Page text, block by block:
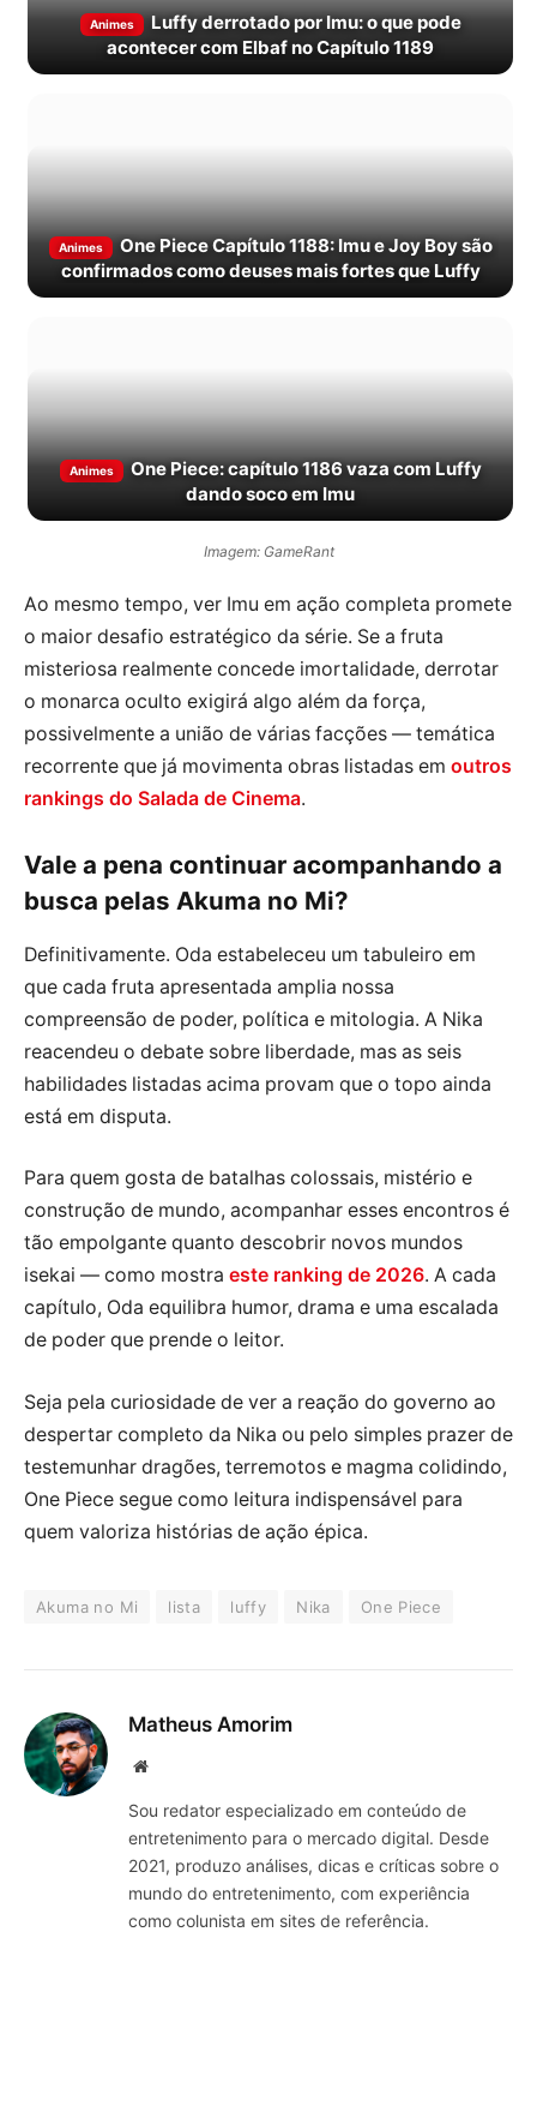
Animes
Luffy derrotado por Imu: o que pode
acontecer com Elbaf no Capítulo 1189
Animes
One Piece Capítulo 1188: Imu e Joy Boy são
confirmados como deuses mais fortes que Luffy
Animes
One Piece: capítulo 1186 vaza com Luffy
dando soco em Imu
Imagem: GameRant
Ao mesmo tempo, ver Imu em ação completa promete
o maior desafio estratégico da série. Se a fruta
misteriosa realmente concede imortalidade, derrotar
o monarca oculto exigirá algo além da força,
possivelmente a união de várias facções — temática
recorrente que já movimenta obras listadas em outros
rankings do Salada de Cinema.
Vale a pena continuar acompanhando a
busca pelas Akuma no Mi?
Definitivamente. Oda estabeleceu um tabuleiro em
que cada fruta apresentada amplia nossa
compreensão de poder, política e mitologia. A Nika
reacendeu o debate sobre liberdade, mas as seis
habilidades listadas acima provam que o topo ainda
está em disputa.
Para quem gosta de batalhas colossais, mistério e
construção de mundo, acompanhar esses encontros é
tão empolgante quanto descobrir novos mundos
isekai — como mostra este ranking de 2026. A cada
capítulo, Oda equilibra humor, drama e uma escalada
de poder que prende o leitor.
Seja pela curiosidade de ver a reação do governo ao
despertar completo da Nika ou pelo simples prazer de
testemunhar dragões, terremotos e magma colidindo,
One Piece segue como leitura indispensável para
quem valoriza histórias de ação épica.
Akuma no Mi lista luffy Nika One Piece
Matheus Amorim
Website
Sou redator especializado em conteúdo de
entretenimento para o mercado digital. Desde
2021, produzo análises, dicas e críticas sobre o
mundo do entretenimento, com experiência
como colunista em sites de referência.